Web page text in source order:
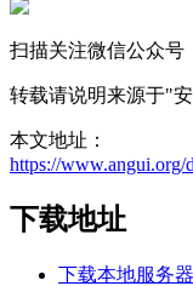
扫描关注微信公众号
转载请说明来源于"
本文地址：
https://www.angui.org/
下载地址
下载本地服务器